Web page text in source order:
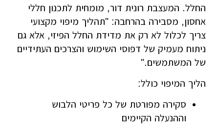
החלל. המעצבת רונית דור, מומחית לתכנון חללי
אחסון, מסבירה בהרחבה: "תהליך מיפוי מקצועי
צריך לכלול לא רק את מדידת החלל הפיזי, אלא גם
ניתוח מעמיק של דפוסי השימוש והצרכים העתידיים
של המשתמשים."
הליך המיפוי כולל:
סקירה מפורטת של כל פריטי הלבוש
וההנעלה הקיימים